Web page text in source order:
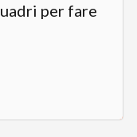
per fare